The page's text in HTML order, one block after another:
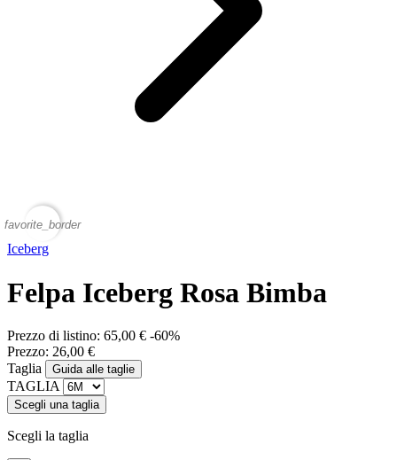
favorite_border
Iceberg
Felpa Iceberg Rosa Bimba
Prezzo di listino: 65,00 € -60%
Prezzo: 26,00 €
Taglia
Guida alle taglie
TAGLIA
Scegli una taglia
Scegli la taglia